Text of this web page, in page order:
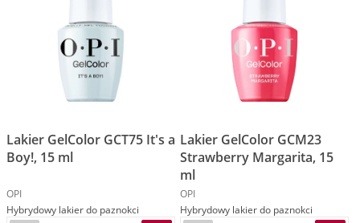
Lakier GelColor GCT75 It's a
Boy!, 15 ml
OPI
Hybrydowy lakier do paznokci
Lakier GelColor GCM23
Strawberry Margarita, 15
ml
OPI
Hybrydowy lakier do paznokci